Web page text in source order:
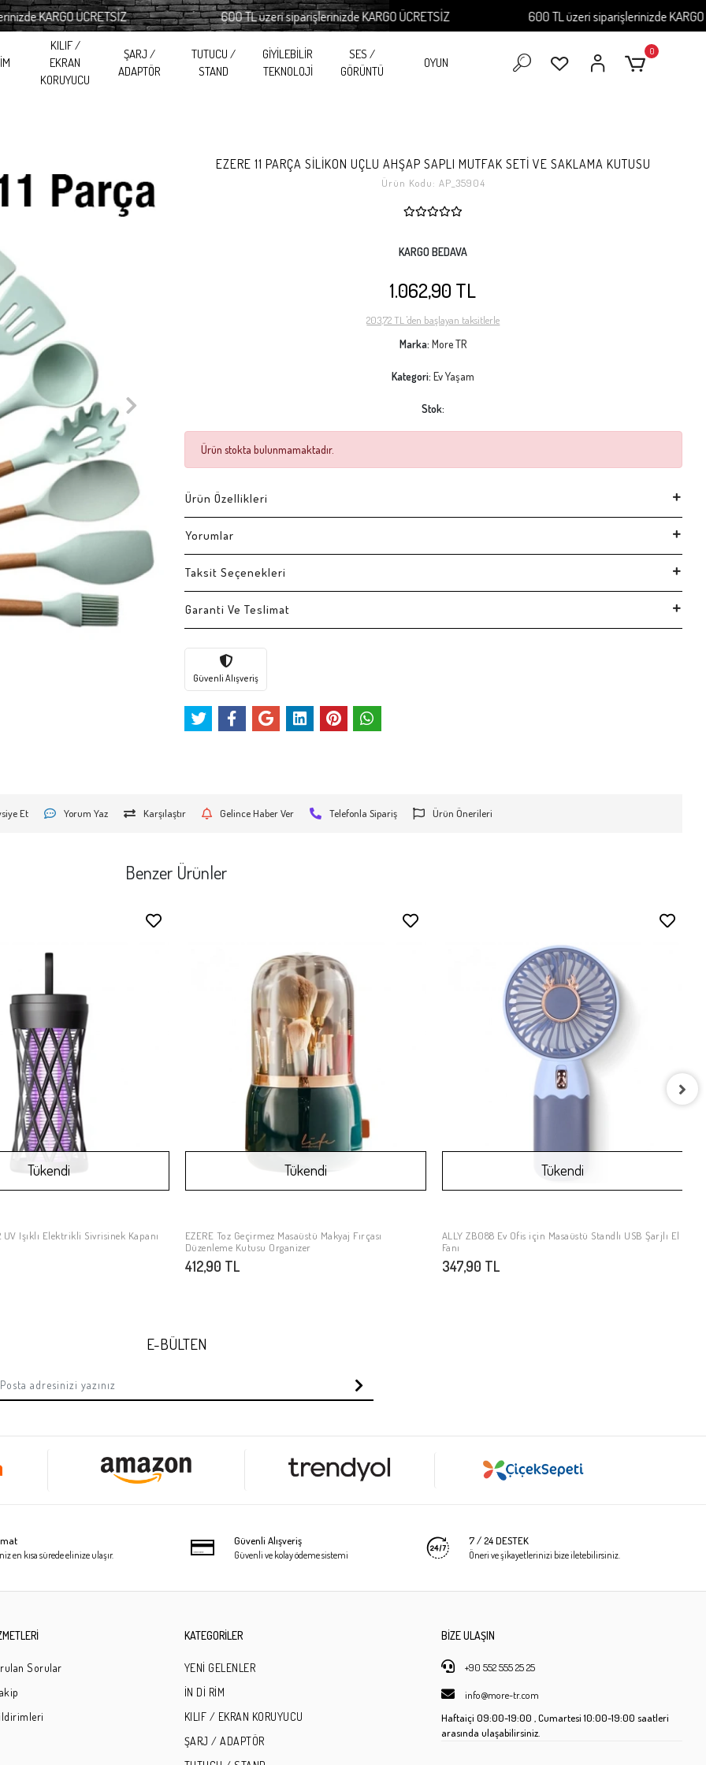
KARGO ÜCRETSİZ 600 TL üzeri siparişlerinizde KARGO ÜCRETSİZ 600 TL üzeri siparişlerinizde KARGO
KILIF /
EKRAN
KORUYUCU
ŞARJ /
ADAPTÖR
TUTUCU /
STAND
GİYİLEBİLİR
TEKNOLOJİ
SES /
GÖRÜNTÜ
OYUN
0
EZERE 11 PARÇA SİLİKON UÇLU AHŞAP SAPLI MUTFAK SETİ VE SAKLAMA KUTUSU
Ürün Kodu: AP_35904
KARGO BEDAVA
1.062,90 TL
203,72 TL 'den başlayan taksitlerle
Marka:More TR
Kategori:Ev Yaşam
Stok:
Ürün stokta bulunmamaktadır.
Ürün Özellikleri
Yorumlar
Taksit Seçenekleri
Garanti Ve Teslimat
Güvenli Alışveriş
Et Yorum Yaz Karşılaştır Gelince Haber Ver Telefonla Sipariş Ürün Önerileri
Benzer Ürünler
Stokta Yok
Stokta Yok
Tükendi
UV Işıklı Elektrikli Sivrisinek Kapanı
Stokta Yok
Stokta Yok
Tükendi
EZERE Toz Geçirmez Masaüstü Makyaj Fırçası
Düzenleme Kutusu Organizer
412,90 TL
Stokta Yok
Stokta Yok
Tükendi
ALLY ZB088 Ev Ofis için Masaüstü Standlı USB Şarjlı El
Fanı
347,90 TL
E-BÜLTEN
en kısa sürede elinize ulaşır.
Güvenli Alışveriş
Güvenli ve kolay ödeme sistemi
7 / 24 DESTEK
Öneri ve şikayetlerinizi bize iletebilirsiniz.
Sorular
KATEGORİLER
YENİ GELENLER
İN Dİ RİM
KILIF / EKRAN KORUYUCU
ŞARJ / ADAPTÖR
BİZE ULAŞIN
+90 552 555 25 25
info@more-tr.com
Haftaiçi 09:00-19:00 , Cumartesi10:00-19:00 saatleri
arasında ulaşabilirsiniz.